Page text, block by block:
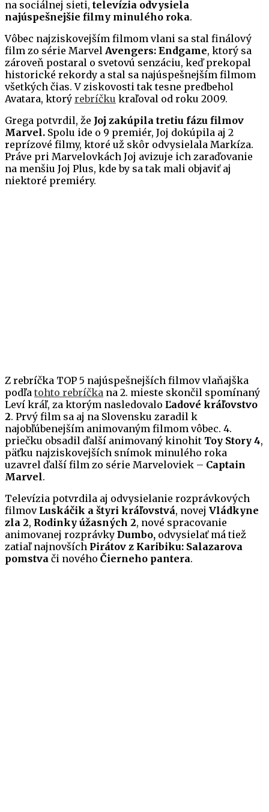
na sociálnej sieti, televízia odvysiela
najúspešnejšie filmy minulého roka.
Vôbec najziskovejším filmom vlani sa stal finálový
film zo série Marvel Avengers: Endgame, ktorý sa
zároveň postaral o svetovú senzáciu, keď prekopal
historické rekordy a stal sa najúspešnejším filmom
všetkých čias. V ziskovosti tak tesne predbehol
Avatara, ktorý rebríčku kraľoval od roku 2009.
Grega potvrdil, že Joj zakúpila tretiu fázu filmov
Marvel. Spolu ide o 9 premiér, Joj dokúpila aj 2
reprízové filmy, ktoré už skôr odvysielala Markíza.
Práve pri Marvelovkách Joj avizuje ich zaraďovanie
na menšiu Joj Plus, kde by sa tak mali objaviť aj
niektoré premiéry.
Z rebríčka TOP 5 najúspešnejších filmov vlaňajška
podľa tohto rebríčka na 2. mieste skončil spomínaný
Leví kráľ, za ktorým nasledovalo Ľadové kráľovstvo
2. Prvý film sa aj na Slovensku zaradil k
najobľúbenejším animovaným filmom vôbec. 4.
priečku obsadil ďalší animovaný kinohit Toy Story 4,
päťku najziskovejších snímok minulého roka
uzavrel ďalší film zo série Marveloviek – Captain
Marvel.
Televízia potvrdila aj odvysielanie rozprávkových
filmovLuskáčik a štyri kráľovstvá, novej Vládkyne
zla 2, Rodinky úžasných 2, nové spracovanie
animovanej rozprávky Dumbo, odvysielať má tiež
zatiaľ najnovších Pirátov z Karibiku: Salazarova
pomstva či nového Čierneho pantera.